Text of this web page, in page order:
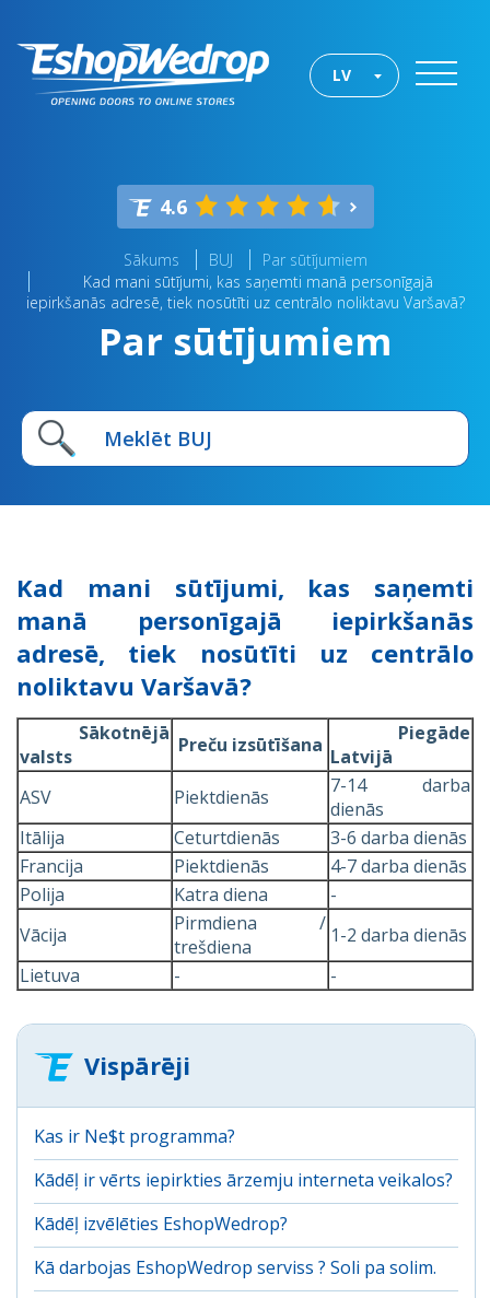
LV
4.6
Sākums BUJ
Par sūtījumiem
Kad mani sūtījumi, kas saņemti manā personīgajā
iepirkšanās adresē, tiek nosūtīti uz centrālo noliktavu Varšavā?
Par sūtījumiem
Kad mani sūtījumi, kas saņemti
manā personīgajā iepirkšanās
adresē, tiek nosūtīti uz centrālo
noliktavu Varšavā?
Sākotnējā
valsts
Preču izsūtīšana
Piegāde
Latvijā
ASV
Piektdienās
7-14 darba
dienās
Itālija
Ceturtdienās
3-6 darba dienās
Francija
Piektdienās
4-7 darba dienās
Polija
Katra diena
-
Vācija
Pirmdiena /
trešdiena
1-2 darba dienās
Lietuva
- -
Vispārēji
Kas ir Ne$t programma?
Kādēļ ir vērts iepirkties ārzemju interneta veikalos?
Kādēļ izvēlēties EshopWedrop?
Kā darbojas EshopWedrop serviss ? Soli pa solim.